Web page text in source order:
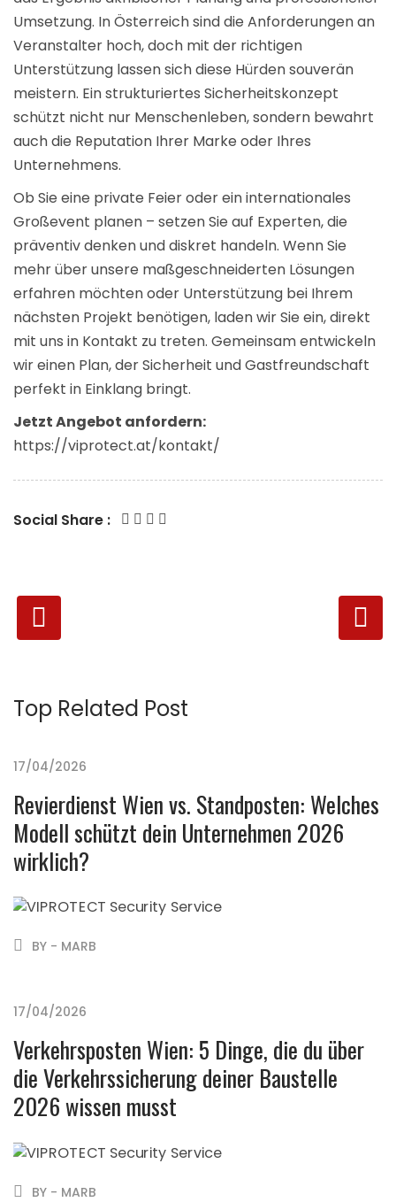
Umsetzung. In Österreich sind die Anforderungen an
Veranstalter hoch, doch mit der richtigen
Unterstützung lassen sich diese Hürden souverän
meistern. Ein strukturiertes Sicherheitskonzept
schützt nicht nur Menschenleben, sondern bewahrt
auch die Reputation Ihrer Marke oder Ihres
Unternehmens.
Ob Sie eine private Feier oder ein internationales
Großevent planen – setzen Sie auf Experten, die
präventiv denken und diskret handeln. Wenn Sie
mehr über unsere maßgeschneiderten Lösungen
erfahren möchten oder Unterstützung bei Ihrem
nächsten Projekt benötigen, laden wir Sie ein, direkt
mit uns in Kontakt zu treten. Gemeinsam entwickeln
wir einen Plan, der Sicherheit und Gastfreundschaft
perfekt in Einklang bringt.
Jetzt Angebot anfordern:
https://viprotect.at/kontakt/
Social Share :
Top Related Post
17/04/2026
Revierdienst Wien vs. Standposten: Welches
Modell schützt dein Unternehmen 2026
wirklich?
BY - MARB
17/04/2026
Verkehrsposten Wien: 5 Dinge, die du über
die Verkehrssicherung deiner Baustelle
2026 wissen musst
BY - MARB